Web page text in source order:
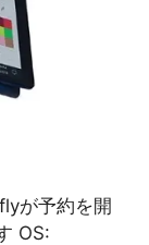
が予約を開
OS: